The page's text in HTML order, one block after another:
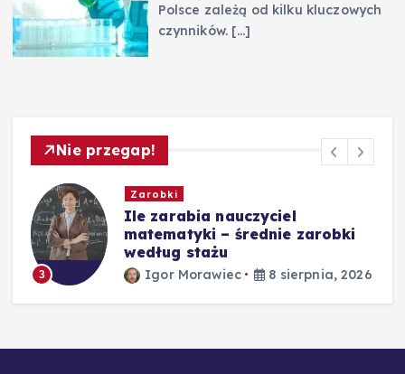
Polsce zależą od kilku kluczowych
czynników. […]
Nie przegap!
3
Zarobki
Ile zarabia nauczyciel
matematyki – średnie zarobki
według stażu
Igor Morawiec 8 sierpnia, 2026